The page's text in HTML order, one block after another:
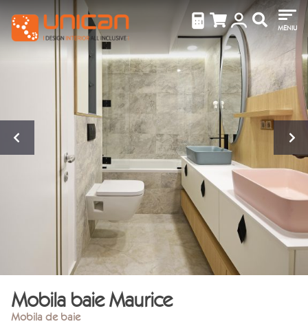
MENIU
Mobila baie Maurice
Mobila de baie